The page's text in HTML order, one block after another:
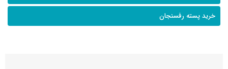
خرید پسته رفسنجان